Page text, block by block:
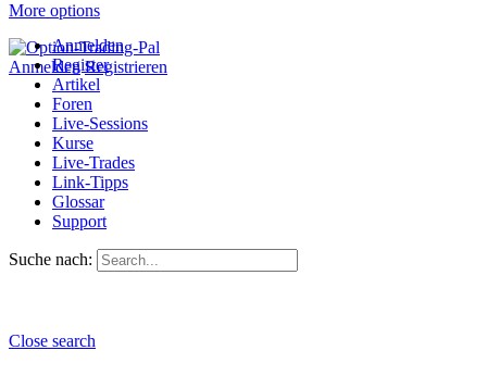
More options
Anmelden Registrieren
Anmelden
Register
Artikel
Foren
Live-Sessions
Kurse
Live-Trades
Link-Tipps
Glossar
Support
Suche nach:
Close search